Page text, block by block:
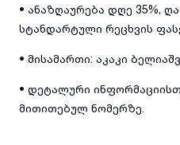
• ანაზღაურება დღე 35%,
სტანდარტული რეცხვის
• მისამართი: აკაკი
• დეტალური
მითითებულ ნომერზე.